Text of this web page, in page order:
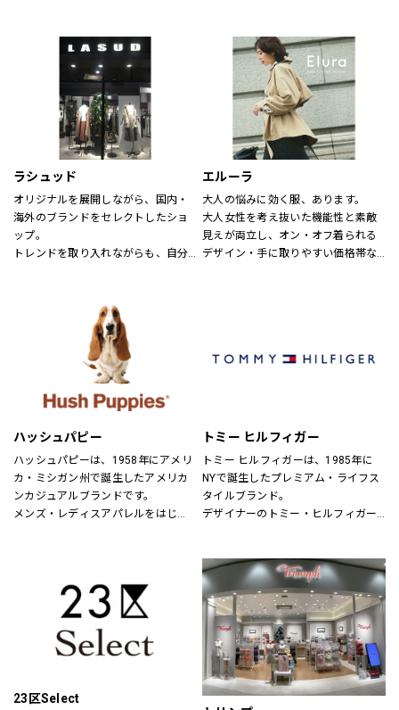
るような、健康的で、スタイリッシ
ュなライフスタイル”を提案するブラ
案型セレクトショップ。
自然空間に存在する色と素材、様々
なテイストが融合した居心地の良い
店内でくつろぎながらお洒落が楽し
める、そんな空間をご提供します。
～メンバーズカードについて～
5,500円（税込）お買い上げ毎に、ス
24個スタンプで5,500円の割引カー
ドとしてご利用頂けます。
有効期限はございません。全店舗に
て使用できます。
（CottonHouse Aya）、バスコ
ィウミ（MidiUmi）、エトレリー
（etre relie）、ノンブルアンペール
（NOMBRE IMPAIR）、フィルデフェ
ール（FIL DE FER）、秋霞堂（シュ
ウカドウ）、アントゲージ
（BLANC basque）、カーキ
（KHA:KI）、ケレン（KELEN）、ラ
プレ（RaPPELER）、ルシェルドハ
リス(le ciel deHARRISS)、トランジ
ットパーサッチ(TRANSIT PAR-
SUCH)、スタンプアンドダイアリー
(STAMP AND DIARY)、ユティリテ
(Utilite)、インディマーク
(INDIMARK)、イェン(YENN)、シニヨ
ラシュッド
オリジナルを展開しながら、国内・
海外のブランドをセレクトしたショ
ップ。
トレンドを取り入れながらも、自分
エルーラ
大人の悩みに効く服、あります。
大人女性を考え抜いた機能性と素敵
見えが両立し、オン・オフ着られる
デザイン・手に取りやすい価格帯な
ハッシュパピー
ハッシュパピーは、1958年にアメリ
カ・ミシガン州で誕生したアメリカ
ンカジュアルブランドです。
メンズ・レディスアパレルをはじ
催！皆様のご来店を心よりお待ちし
ております！
トミー ヒルフィガー
トミー ヒルフィガーは、1985年に
NYで誕生したプレミアム・ライフス
タイルブランド。
デザイナーのトミー・ヒルフィガー
にモダンなツイストを加えた、遊び
心と上品さが特徴です。
23区Select